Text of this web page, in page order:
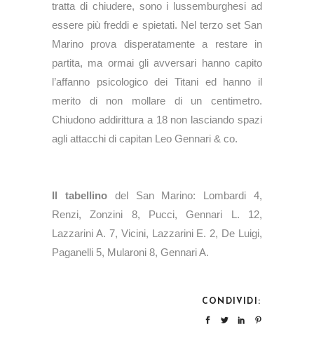
tratta di chiudere, sono i lussemburghesi ad
essere più freddi e spietati. Nel terzo set San
Marino prova disperatamente a restare in
partita, ma ormai gli avversari hanno capito
l’affanno psicologico dei Titani ed hanno il
merito di non mollare di un centimetro.
Chiudono addirittura a 18 non lasciando spazi
agli attacchi di capitan Leo Gennari & co.
Il tabellinodel San Marino: Lombardi 4,
Renzi, Zonzini 8, Pucci, Gennari L. 12,
Lazzarini A. 7, Vicini, Lazzarini E. 2, De Luigi,
Paganelli 5, Mularoni 8, Gennari A.
CONDIVIDI: